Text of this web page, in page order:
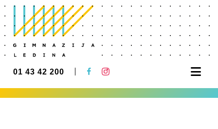
01 43 42 200